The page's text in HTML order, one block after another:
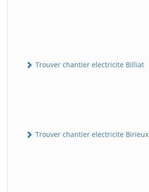
Trouver chantier electricite Billiat
Trouver chantier electricite Birieux